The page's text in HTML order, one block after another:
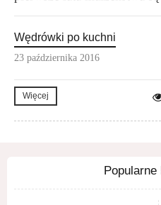
Wędrówki po kuchni
23 października 2016
Więcej
Popularne